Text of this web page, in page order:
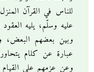
للناس في القرآن
عليه وسلّم، يليه
وبين بعضهم البعض،
عبارة عن كلام
وعن عزمهم على